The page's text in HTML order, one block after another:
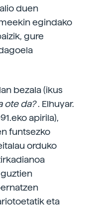
duen
egindako
gure
bezala (ikus
ote da?. Elhuyar.
apirila),
funtsezko
orduko
eta